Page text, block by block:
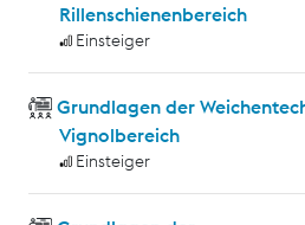
Rillenschienenbereich
Einsteiger
Grundlagen der
Vignolbereich
Einsteiger